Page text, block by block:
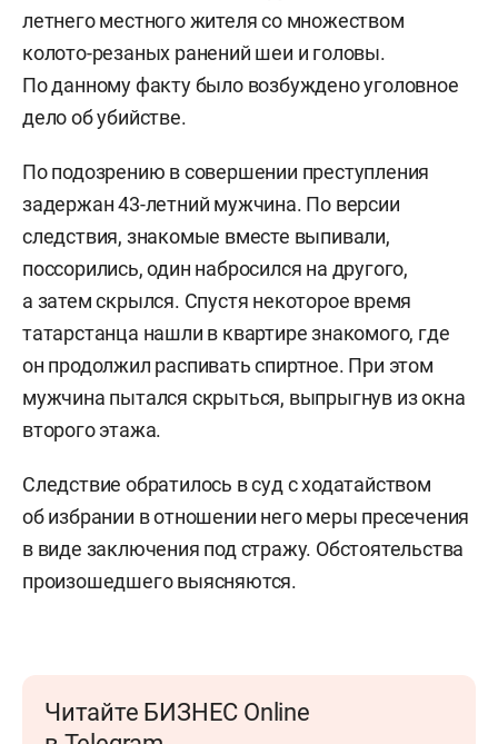
летнего местного жителя со множеством
колото-резаных ранений шеи и головы.
По данному факту было возбуждено уголовное
дело об убийстве.
По подозрению в совершении преступления
задержан 43-летний мужчина. По версии
следствия, знакомые вместе выпивали,
поссорились, один набросился на другого,
а затем скрылся. Спустя некоторое время
татарстанца нашли в квартире знакомого, где
он продолжил распивать спиртное. При этом
мужчина пытался скрыться, выпрыгнув из окна
второго этажа.
Следствие обратилось в суд с ходатайством
об избрании в отношении него меры пресечения
в виде заключения под стражу. Обстоятельства
произошедшего выясняются.
Читайте БИЗНЕС Online